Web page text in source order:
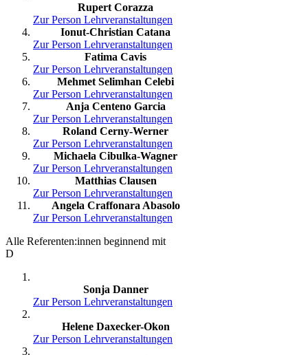
Rupert Corazza
Zur Person Lehrveranstaltungen
Ionut-Christian Catana
Zur Person Lehrveranstaltungen
Fatima Cavis
Zur Person Lehrveranstaltungen
Mehmet Selimhan Celebi
Zur Person Lehrveranstaltungen
Anja Centeno Garcia
Zur Person Lehrveranstaltungen
Roland Cerny-Werner
Zur Person Lehrveranstaltungen
Michaela Cibulka-Wagner
Zur Person Lehrveranstaltungen
Matthias Clausen
Zur Person Lehrveranstaltungen
Angela Craffonara Abasolo
Zur Person Lehrveranstaltungen
Alle Referenten:innen beginnend mit
D
Sonja Danner
Zur Person Lehrveranstaltungen
Helene Daxecker-Okon
Zur Person Lehrveranstaltungen